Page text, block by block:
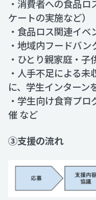
・消費者への食品
ケートの実施など）
・食品ロス関連イ
・地域内フードバ
・ひとり親家庭・
・人手不足による
に、学生インターン
・学生向け食育プ
催 など
③支援の流れ